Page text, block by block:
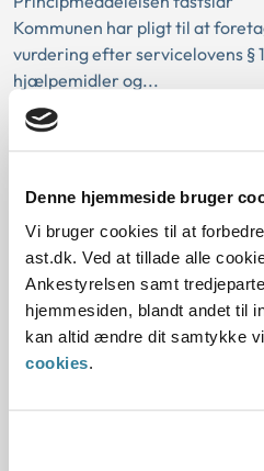
Denne hjemmeside bruger
Vi bruger cookies til at
ast.dk. Ved at tillade alle
Ankestyrelsen samt
hjemmesiden, blandt andet til
kan altid ændre dit samtykke
cookies.
Kommunen har pligt til at
vurdering efter servicelovens §
hjælpemidler og...
Ankestyrelsens
sagsforberedelse
01-06-2026
Kommunal Sygedagpengeloven
Anden aktør
Delegation
Indstilling til afgørelse
overdrage sin